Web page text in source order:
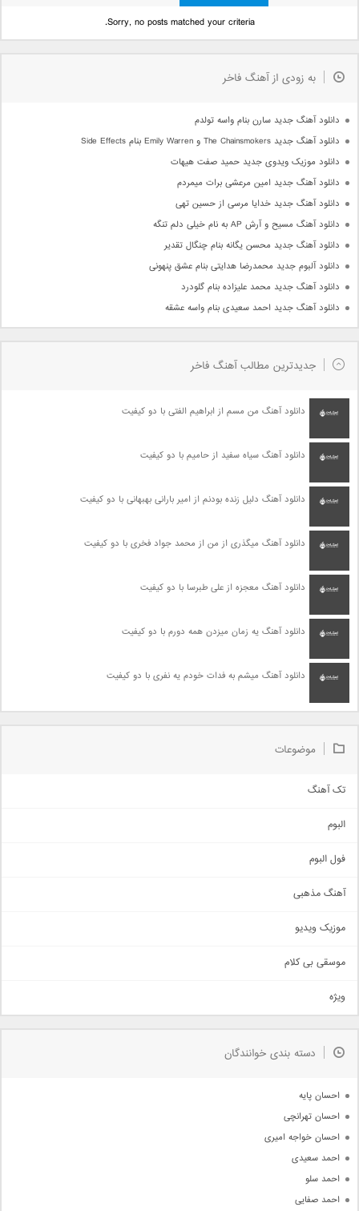
Sorry, no posts matched your criteria.
به زودی از آهنگ فاخر
دانلود آهنگ جدید سارن بنام واسه تولدم
دانلود آهنگ جدید The Chainsmokers و Emily Warren بنام Side Effects
دانلود موزیک ویدوی جدید حمید صفت هیهات
دانلود آهنگ جدید امین مرعشی برات میمردم
دانلود آهنگ جدید خدایا مرسی از حسین تهی
دانلود آهنگ مسیح و آرش AP به نام خیلی دلم تنگه
دانلود آهنگ جدید محسن یگانه بنام چنگال تقدیر
دانلود آلبوم جدید محمدرضا هدایتی بنام عشق پنهونی
دانلود آهنگ جدید محمد علیزاده بنام گلودرد
دانلود آهنگ جدید احمد سعیدی بنام واسه عشقه
جدیدترین مطالب آهنگ فاخر
دانلود آهنگ من مسم از ابراهیم الفتی با دو کیفیت
دانلود آهنگ سیاه سفید از حامیم با دو کیفیت
دانلود آهنگ دلیل زنده بودنم از امیر بارانی بهبهانی با دو کیفیت
دانلود آهنگ میگذری از من از محمد جواد فخری با دو کیفیت
دانلود آهنگ معجزه از علی طبرسا با دو کیفیت
دانلود آهنگ یه زمان میزدن همه دورم با دو کیفیت
دانلود آهنگ میشم به فدات خودم یه نفری با دو کیفیت
موضوعات
تک آهنگ
اجتماعی
حماسی
سنتی
اهنگ بندرعباسی
دمو
مذهبی
جدیدترین ها
البوم
فول البوم
آهنگ مذهبی
موزیک ویدیو
موسقی بی کلام
ویژه
دسته بندی خوانندگان
احسان پایه
احسان تهرانچی
احسان خواجه امیری
احمد سعیدی
احمد سلو
احمد صفایی